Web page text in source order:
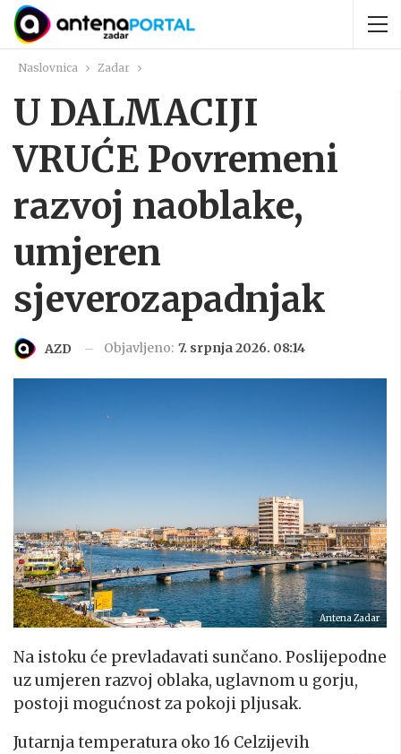
Naslovnica Zadar
U DALMACIJI
VRUĆE Povremeni
razvoj naoblake,
umjeren
sjeverozapadnjak
AZD Objavljeno: 7. srpnja 2026. 08:14
Antena Zadar
Na istoku će prevladavati sunčano. Poslijepodne
uz umjeren razvoj oblaka, uglavnom u gorju,
postoji mogućnost za pokoji pljusak.
Jutarnja temperatura oko 16 Celzijevih